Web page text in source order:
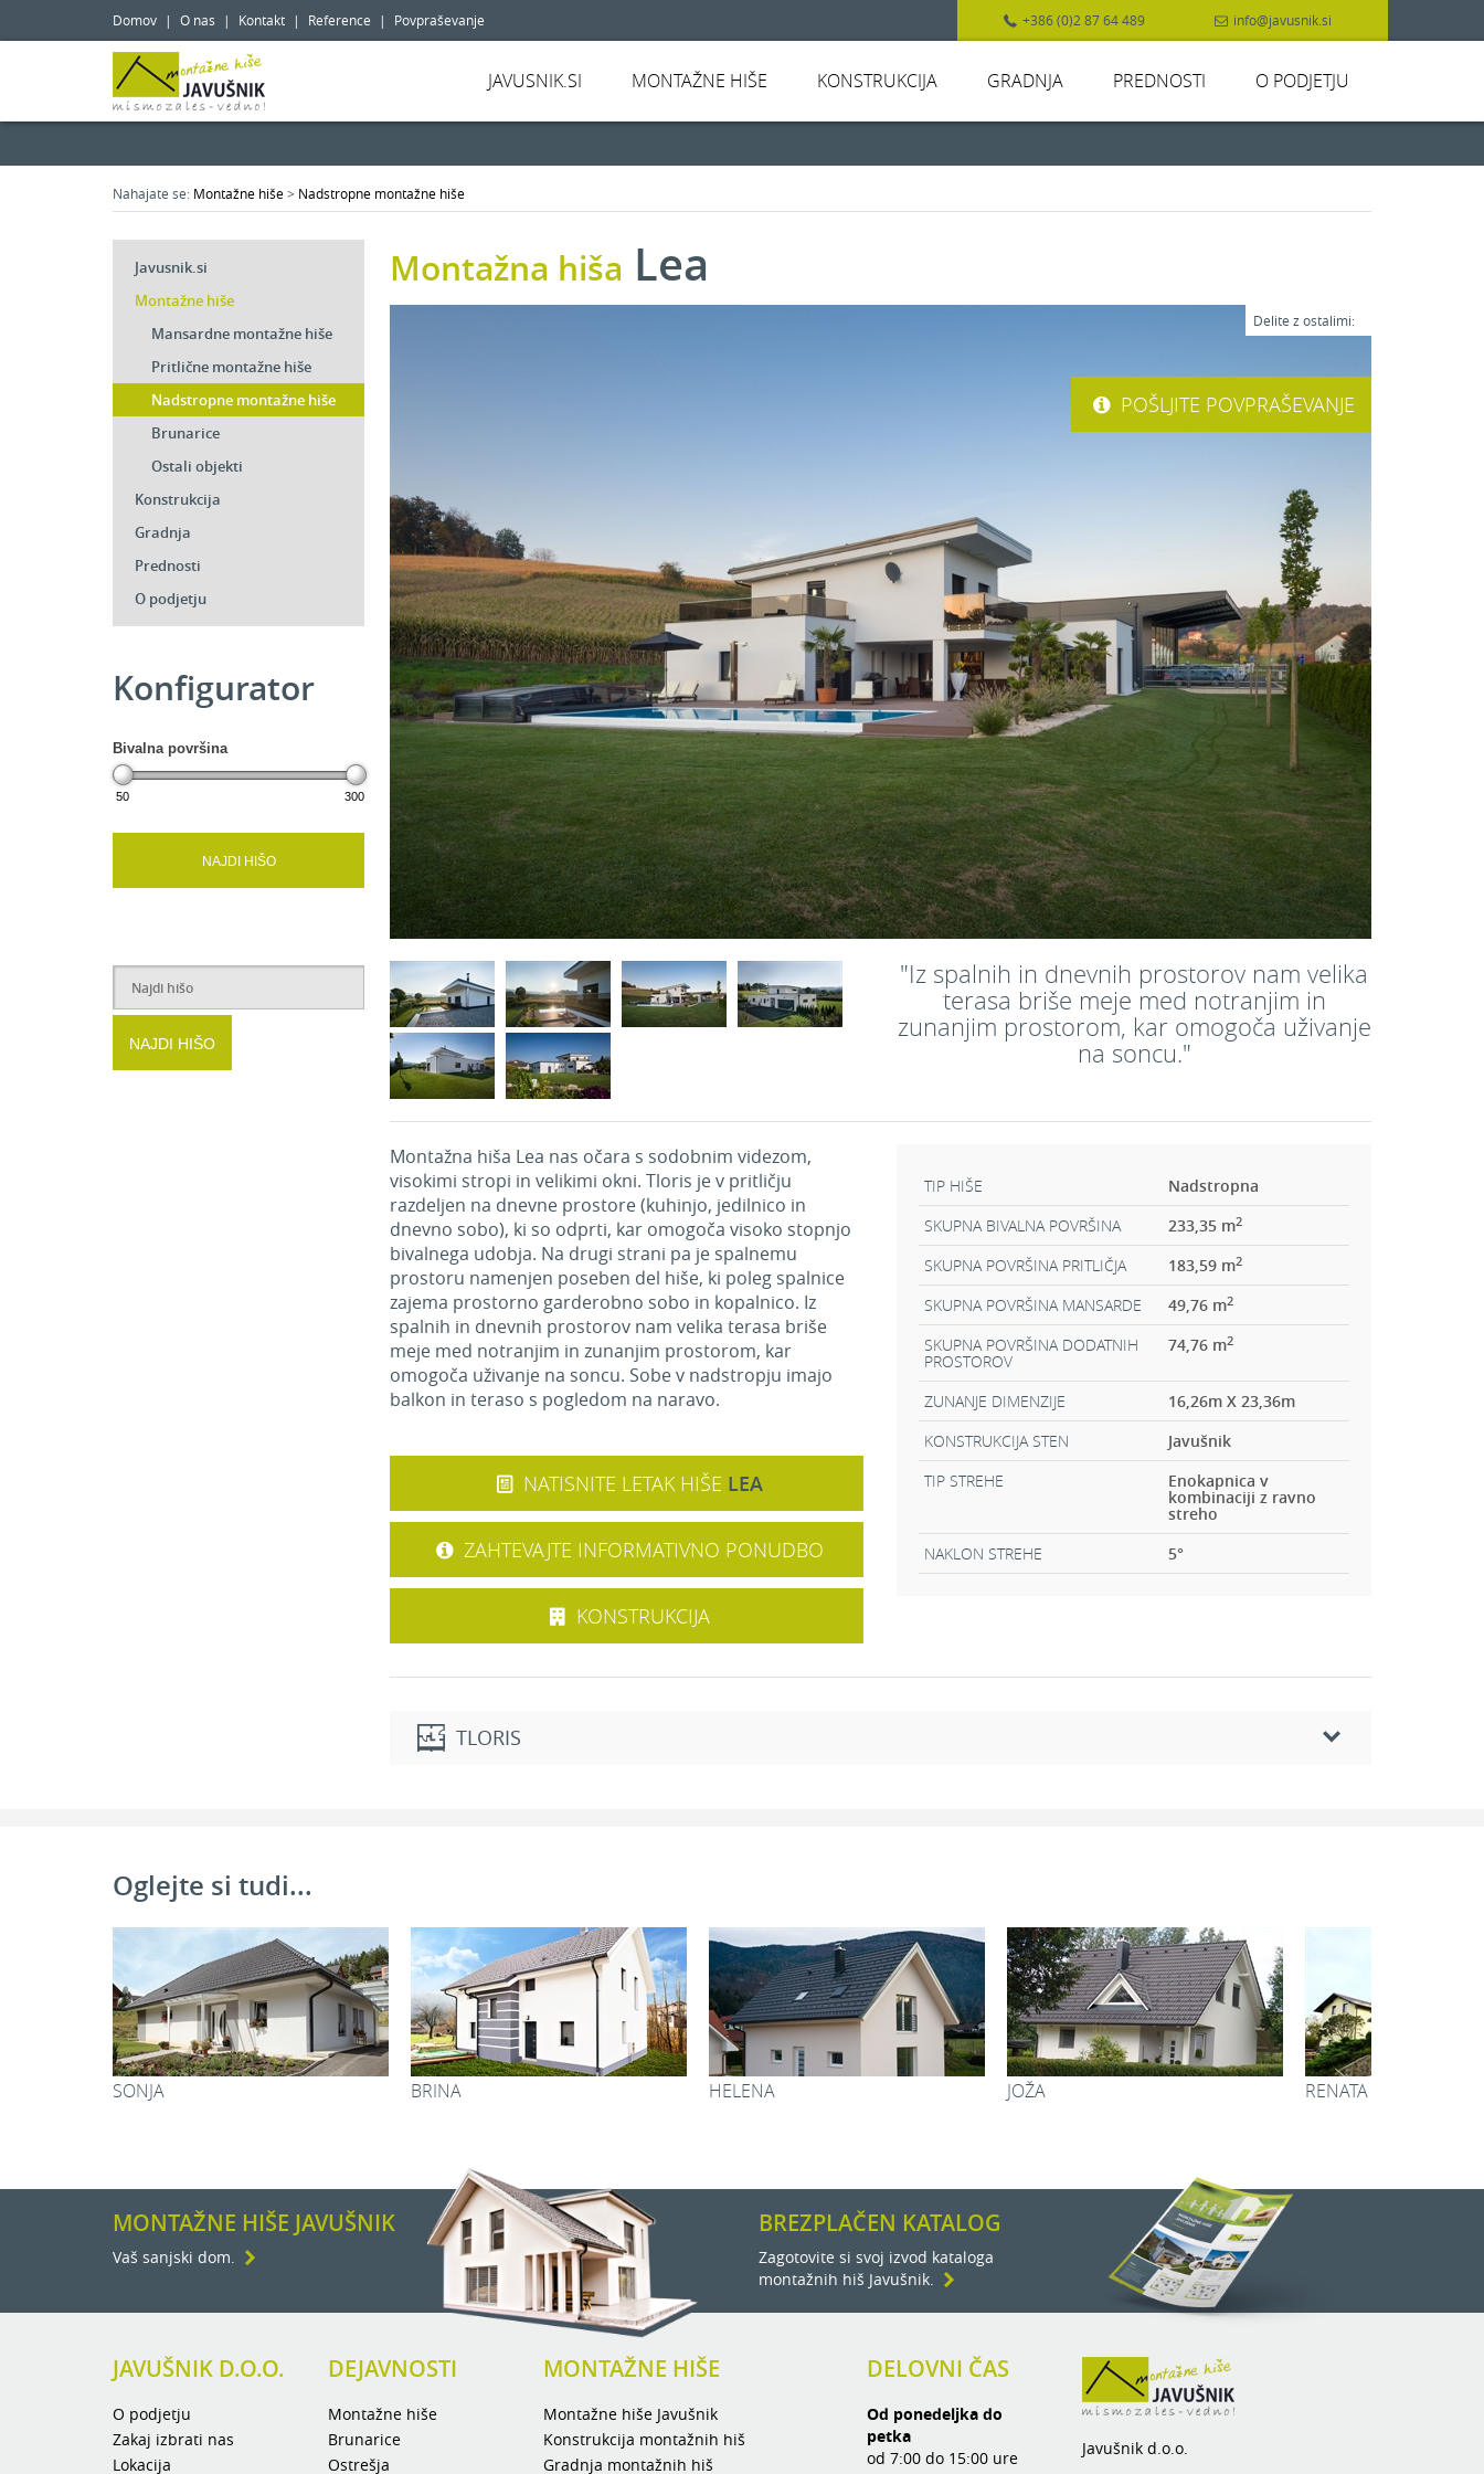
Domov | O nas | Kontakt | Reference | Povpraševanje +386 (0)2 87 64 489 info@javusnik.si
JAVUSNIK.SI MONTAŽNE HIŠE KONSTRUKCIJA GRADNJA PREDNOSTI O PODJETJU
Nahajate se: Montažne hiše> Nadstropne montažne hiše
Montažna hiša Lea
Delite z ostalimi:
POŠLJITE POVPRAŠEVANJE
"Iz spalnih in dnevnih prostorov nam velika
terasa briše meje med notranjim in
zunanjim prostorom, kar omogoča uživanje
na soncu."
Montažna hiša Lea nas očara s sodobnim videzom,
visokimi stropi in velikimi okni. Tloris je v pritličju
razdeljen na dnevne prostore (kuhinjo, jedilnico in
dnevno sobo), ki so odprti, kar omogoča visoko stopnjo
bivalnega udobja. Na drugi strani pa je spalnemu
prostoru namenjen poseben del hiše, ki poleg spalnice
zajema prostorno garderobno sobo in kopalnico. Iz
spalnih in dnevnih prostorov nam velika terasa briše
meje med notranjim in zunanjim prostorom, kar
omogoča uživanje na soncu. Sobe v nadstropju imajo
balkon in teraso s pogledom na naravo.
NATISNITE LETAK HIŠE LEA
ZAHTEVAJTE INFORMATIVNO PONUDBO
KONSTRUKCIJA
TIP HIŠE
Nadstropna
SKUPNA BIVALNA POVRŠINA
233,35 m2
SKUPNA POVRŠINA PRITLIČJA 183,59 m2
SKUPNA POVRŠINA MANSARDE 49,76 m2
SKUPNA POVRŠINA DODATNIH
PROSTOROV
74,76 m2
ZUNANJE DIMENZIJE
16,26m X 23,36m
KONSTRUKCIJA STEN
Javušnik
TIP STREHE
Enokapnica v
kombinaciji z ravno
streho
NAKLON STREHE
5°
TLORIS
Utility: 12,88 m2
Hodnik: 6,02 m2
Pralnica: 4,98 m2
Stopnišče: 5,20 m2
Vetrolov: 24,36 m2
Jedilnica:
Dnevna soba: 18,62 m
Skupaj: 183,59 m
Soba 2: 11,51 m2
Skupaj: 49,76 m2
Terasa:
Skupaj:
Javusnik.si
Montažne hiše
Mansardne montažne hiše
Pritlične montažne hiše
Nadstropne montažne hiše
Brunarice
Ostali objekti
Konstrukcija
Gradnja
Prednosti
O podjetju
Konfigurator
Bivalna površina
50 300
NAJDI HIŠO
NAJDI HIŠO
Oglejte si tudi...
MONTAŽNE HIŠE JAVUŠNIK
Vaš sanjski dom.
BREZPLAČEN KATALOG
Zagotovite si svoj izvod kataloga
montažnih hiš Javušnik.
JAVUŠNIK D.O.O.
O podjetju
Zakaj izbrati nas
Lokacija
DEJAVNOSTI
Montažne hiše
Brunarice
Ostrešja
MONTAŽNE HIŠE
Montažne hiše Javušnik
Konstrukcija montažnih hiš
Gradnja montažnih hiš
DELOVNI ČAS
Od ponedeljka do
petka
od 7:00 do 15:00 ure
Javušnik d.o.o.